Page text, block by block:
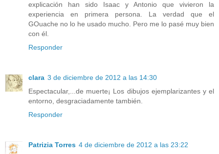
explicación han sido Isaac y Antonio que vivieron la
experiencia en primera persona. La verdad que el
GOuache no lo he usado mucho. Pero me lo pasé muy bien
con él.
Responder
clara 3 de diciembre de 2012 a las 14:30
Espectacular,...de muerte¡ Los dibujos ejemplarizantes y el
entorno, desgraciadamente también.
Responder
Patrizia Torres 4 de diciembre de 2012 a las 23:22